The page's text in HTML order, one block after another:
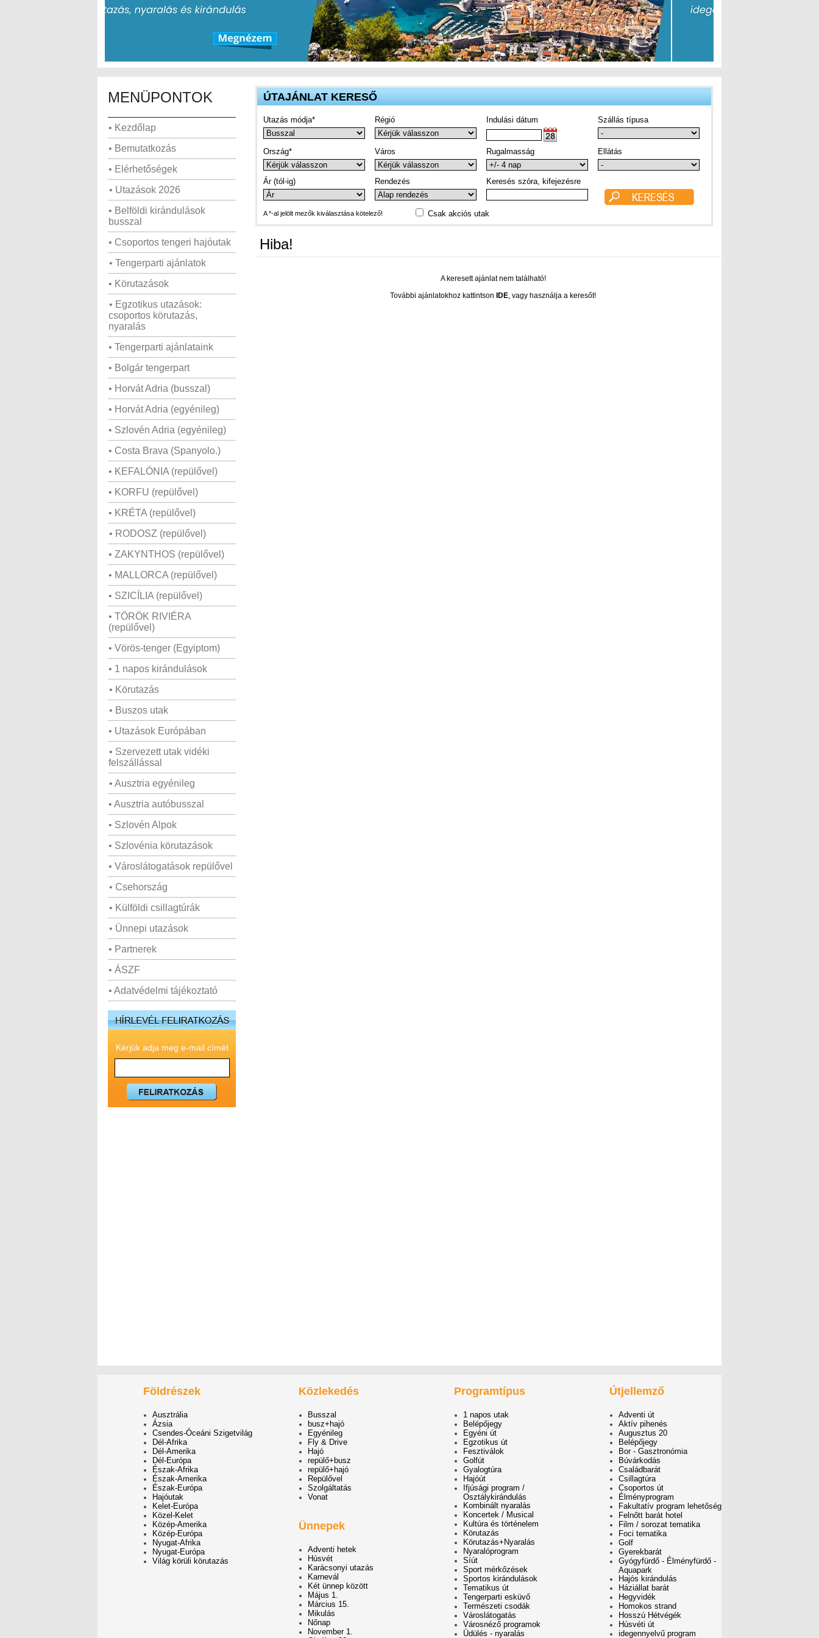
MENÜPONTOK
• Kezdőlap
• Bemutatkozás
• Elérhetőségek
• Utazások 2026
• Belföldi kirándulások
busszal
• Csoportos tengeri hajóutak
• Tengerparti ajánlatok
• Körutazások
• Egzotikus utazások:
csoportos körutazás,
nyaralás
• Tengerparti ajánlataink
• Bolgár tengerpart
• Horvát Adria (busszal)
• Horvát Adria (egyénileg)
• Szlovén Adria (egyénileg)
• Costa Brava (Spanyolo.)
• KEFALÓNIA (repülővel)
• KORFU (repülővel)
• KRÉTA (repülővel)
• RODOSZ (repülővel)
• ZAKYNTHOS (repülővel)
• MALLORCA (repülővel)
• SZICÍLIA (repülővel)
• TÖRÖK RIVIÉRA
(repülővel)
• Vörös-tenger (Egyiptom)
• 1 napos kirándulások
• Körutazás
• Buszos utak
• Utazások Európában
• Szervezett utak vidéki
felszállással
• Ausztria egyénileg
• Ausztria autóbusszal
• Szlovén Alpok
• Szlovénia körutazások
• Városlátogatások repülővel
• Csehország
• Külföldi csillagtúrák
• Ünnepi utazások
• Partnerek
• ÁSZF
• Adatvédelmi tájékoztató
Kérjük adja meg e-mail címét
ÚTAJÁNLAT KERESŐ
Utazás módja* Régió Indulási dátum Szállás típusa
Ország* Város Rugalmasság Ellátás
Ár (tól-ig) Rendezés Keresés szóra, kifejezésre
A *-al jelölt mezők kiválasztása kötelező! Csak akciós utak
Hiba!
A keresett ajánlat nem található!
További ajánlatokhoz kattintson
IDE, vagy használja a keresőt!
Földrészek
Ausztrália
Ázsia
Csendes-Óceáni Szigetvilág
Dél-Afrika
Dél-Amerika
Dél-Európa
Észak-Afrika
Észak-Amerika
Észak-Európa
Hajóutak
Kelet-Európa
Közel-Kelet
Közép-Amerika
Közép-Európa
Nyugat-Afrika
Nyugat-Európa
Világ körüli körutazás
Közlekedés
Busszal
busz+hajó
Egyénileg
Fly & Drive
Hajó
repülő+busz
repülő+hajó
Repülővel
Szolgáltatás
Vonat
Ünnepek
Adventi hetek
Húsvét
Karácsonyi utazás
Karnevál
Két ünnep között
Május 1.
Március 15.
Mikulás
Nőnap
November 1.
Programtípus
1 napos utak
Belépőjegy
Egyéni út
Egzotikus út
Fesztiválok
Golfút
Gyalogtúra
Hajóút
Ifjúsági program /
Osztálykirándulás
Kombinált nyaralás
Koncertek / Musical
Kultúra és történelem
Körutazás
Körutazás+Nyaralás
Nyaralóprogram
Síút
Sport mérkőzések
Sportos kirándulások
Tematikus út
Tengerparti esküvő
Természeti csodák
Városlátogatás
Városnéző programok
Üdülés - nyaralás
Útjellemző
Adventi út
Aktív pihenés
Augusztus 20
Belépőjegy
Bor - Gasztronómia
Búvárkodás
Családbarát
Csillagtúra
Csoportos út
Élményprogram
Fakultatív program lehetőség
Felnőtt barát hotel
Film / sorozat tematika
Foci tematika
Golf
Gyerekbarát
Gyógyfürdő - Élményfürdő -
Aquapark
Hajós kirándulás
Háziállat barát
Hegyvidék
Homokos strand
Hosszú Hétvégék
Húsvéti út
idegennyelvű program